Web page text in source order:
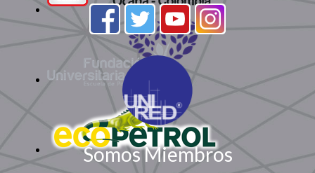
Somos Miembros